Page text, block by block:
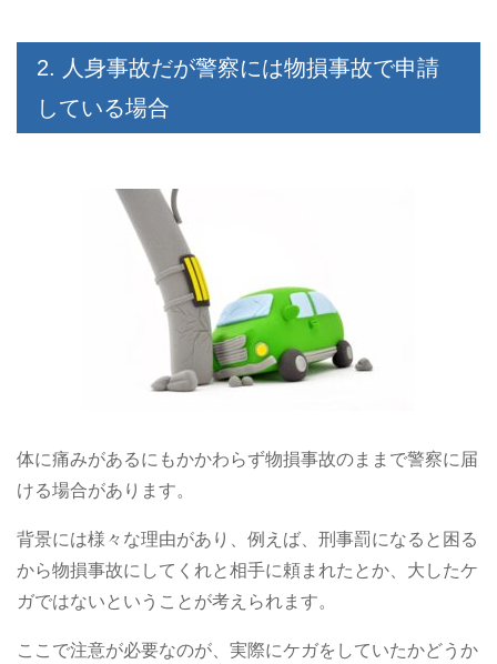
2. 人身事故だが警察には物損事故で申請
している場合
体に痛みがあるにもかかわらず物損事故のままで警察に届
ける場合があります。
背景には様々な理由があり、例えば、刑事罰になると困る
から物損事故にしてくれと相手に頼まれたとか、大したケ
ガではないということが考えられます。
ここで注意が必要なのが、実際にケガをしていたかどうか